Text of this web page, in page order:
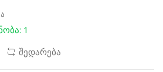
1
შედარება